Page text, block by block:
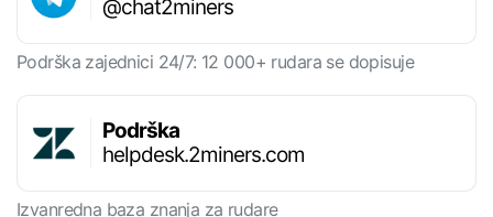
@chat2miners
Podrška zajednici 24/7: 12 000+ rudara se dopisuje
Podrška
helpdesk.2miners.com
Izvanredna baza znanja za rudare